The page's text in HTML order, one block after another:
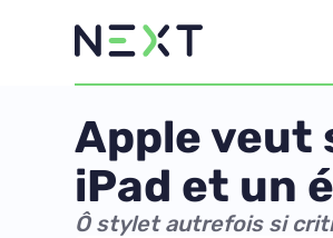
Apple veut
iPad et un
Ô stylet autrefois si